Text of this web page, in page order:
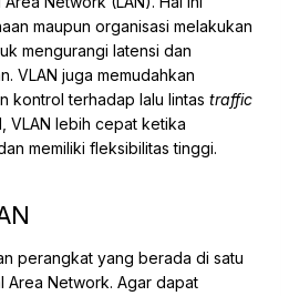
maupun organisasi melakukan
mengurangi latensi dan
VLAN juga memudahkan
kontrol terhadap lalu lintas traffic
VLAN lebih cepat ketika
memiliki fleksibilitas tinggi.
perangkat yang berada di satu
Area Network. Agar dapat